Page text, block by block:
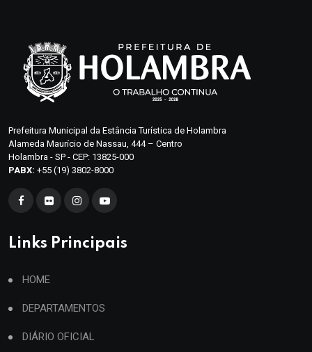
Prefeitura Municipal da Estância Turística de Holambra
Alameda Maurício de Nassau, 444 – Centro
Holambra - SP - CEP: 13825-000
PABX: +55 (19) 3802-8000
Links Principais
HOME
DEPARTAMENTOS
DIÁRIO OFICIAL